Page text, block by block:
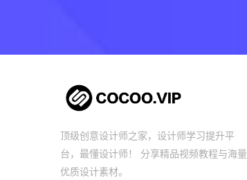
顶级创意设计师之家，设计师学习提升平
台，最懂设计师！ 分享精品视频教程与海量
优质设计素材。